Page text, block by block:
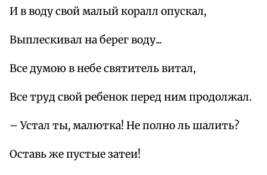
И в воду свой малый коралл опускал,
Выплескивал на берег воду...
Все думою в небе святитель витал,
Все труд свой ребенок перед ним продолжал.
– Устал ты, малютка! Не полно ль шалить?
Оставь же пустые затеи!